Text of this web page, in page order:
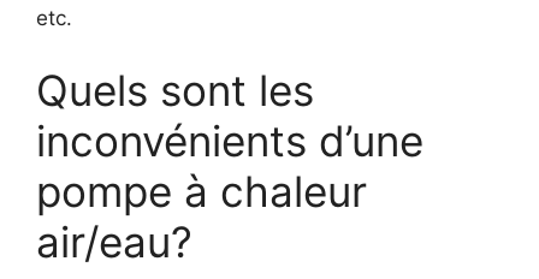
etc.
Quels sont les
inconvénients d’une
pompe à chaleur
air/eau?